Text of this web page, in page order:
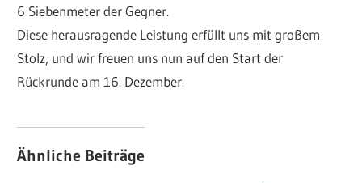
6 Siebenmeter der Gegner.
Diese herausragende Leistung erfüllt uns mit großem
Stolz, und wir freuen uns nun auf den Start der
Rückrunde am 16. Dezember.
Ähnliche Beiträge